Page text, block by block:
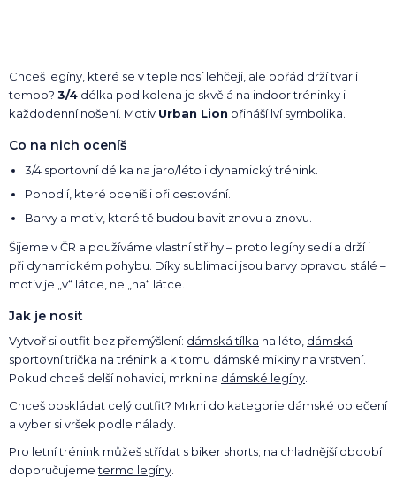
Chceš legíny, které se v teple nosí lehčeji, ale pořád drží tvar i
tempo? 3/4 délka pod kolena je skvělá na indoor tréninky i
každodenní nošení. Motiv Urban Lion přináší lví symbolika.
Co na nich oceníš
3/4 sportovní délka na jaro/léto i dynamický trénink.
Pohodlí, které oceníš i při cestování.
Barvy a motiv, které tě budou bavit znovu a znovu.
Šijeme v ČR a používáme vlastní střihy – proto legíny sedí a drží i
při dynamickém pohybu. Díky sublimaci jsou barvy opravdu stálé –
motiv je „v“ látce, ne „na“ látce.
Jak je nosit
Vytvoř si outfit bez přemýšlení: dámská tílka na léto, dámská
sportovní trička na trénink a k tomu dámské mikiny na vrstvení.
Pokud chceš delší nohavici, mrkni na dámské legíny
Chceš poskládat celý outfit? Mrkni do kategorie dámské oblečení
a vyber si vršek podle nálady.
Pro letní trénink můžeš střídat s biker shorts; na chladnější období
doporučujemetermo legíny